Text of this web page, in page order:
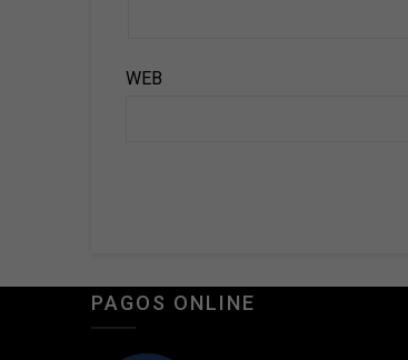
WEB
PAGOS ONLINE